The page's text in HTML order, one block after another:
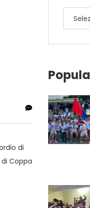
di
Coppa